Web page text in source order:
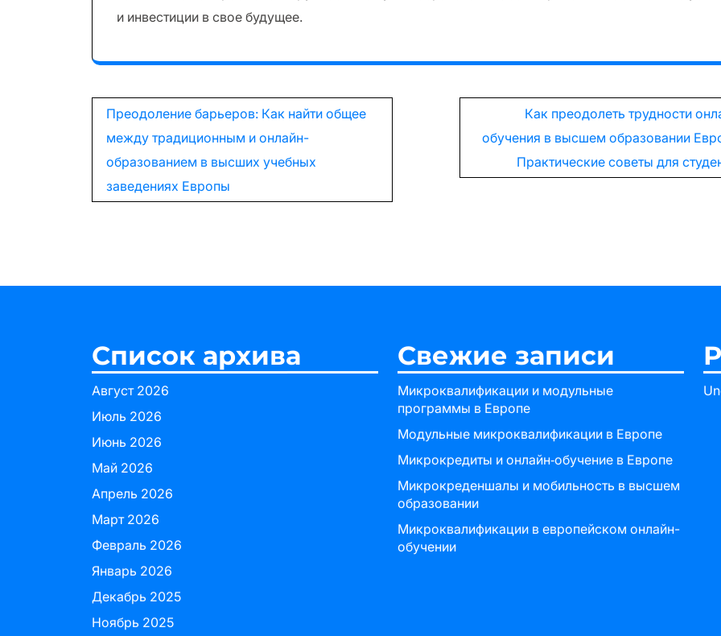
и инвестиции в свое будущее.
Навигация
по
записям
Преодоление барьеров: Как найти общее
между традиционным и онлайн-
образованием в высших учебных
заведениях Европы
Как преодолеть трудности
обучения в высшем образовании
Практические советы для
Список архива
Август 2026
Июль 2026
Июнь 2026
Май 2026
Апрель 2026
Март 2026
Февраль 2026
Январь 2026
Декабрь 2025
Ноябрь 2025
Свежие записи
Микроквалификации и модульные
программы в Европе
Модульные микроквалификации в Европе
Микрокредиты и онлайн‑обучение в Европе
Микрокреденшалы и мобильность в высшем
образовании
Микроквалификации в европейском онлайн-
обучении